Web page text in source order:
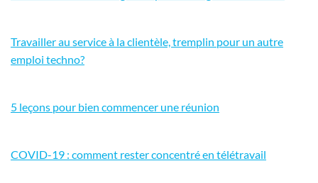
Travailler au service à la clientèle, tremplin pour un autre
emploi techno?
5 leçons pour bien commencer une réunion
COVID-19 : comment rester concentré en télétravail